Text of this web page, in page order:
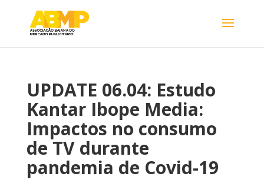
UPDATE 06.04: Estudo
Kantar Ibope Media:
Impactos no consumo
de TV durante
pandemia de Covid-19